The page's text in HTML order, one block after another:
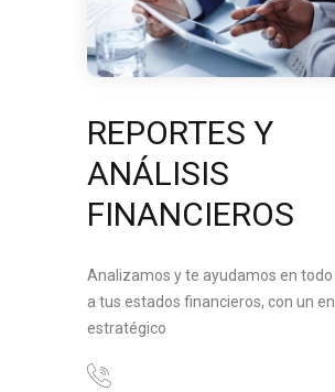
REPORTES Y
ANÁLISIS
FINANCIEROS
Analizamos y te ayudamos en
a tus estados financieros, con un
estratégico